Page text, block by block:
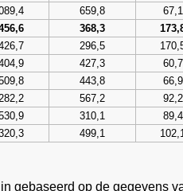
659,8 67,1
368,3
296,5
427,3 60,7
443,8 66,9
567,2 92,2
310,1 89,4
499,1
gebaseerd op de gegevens